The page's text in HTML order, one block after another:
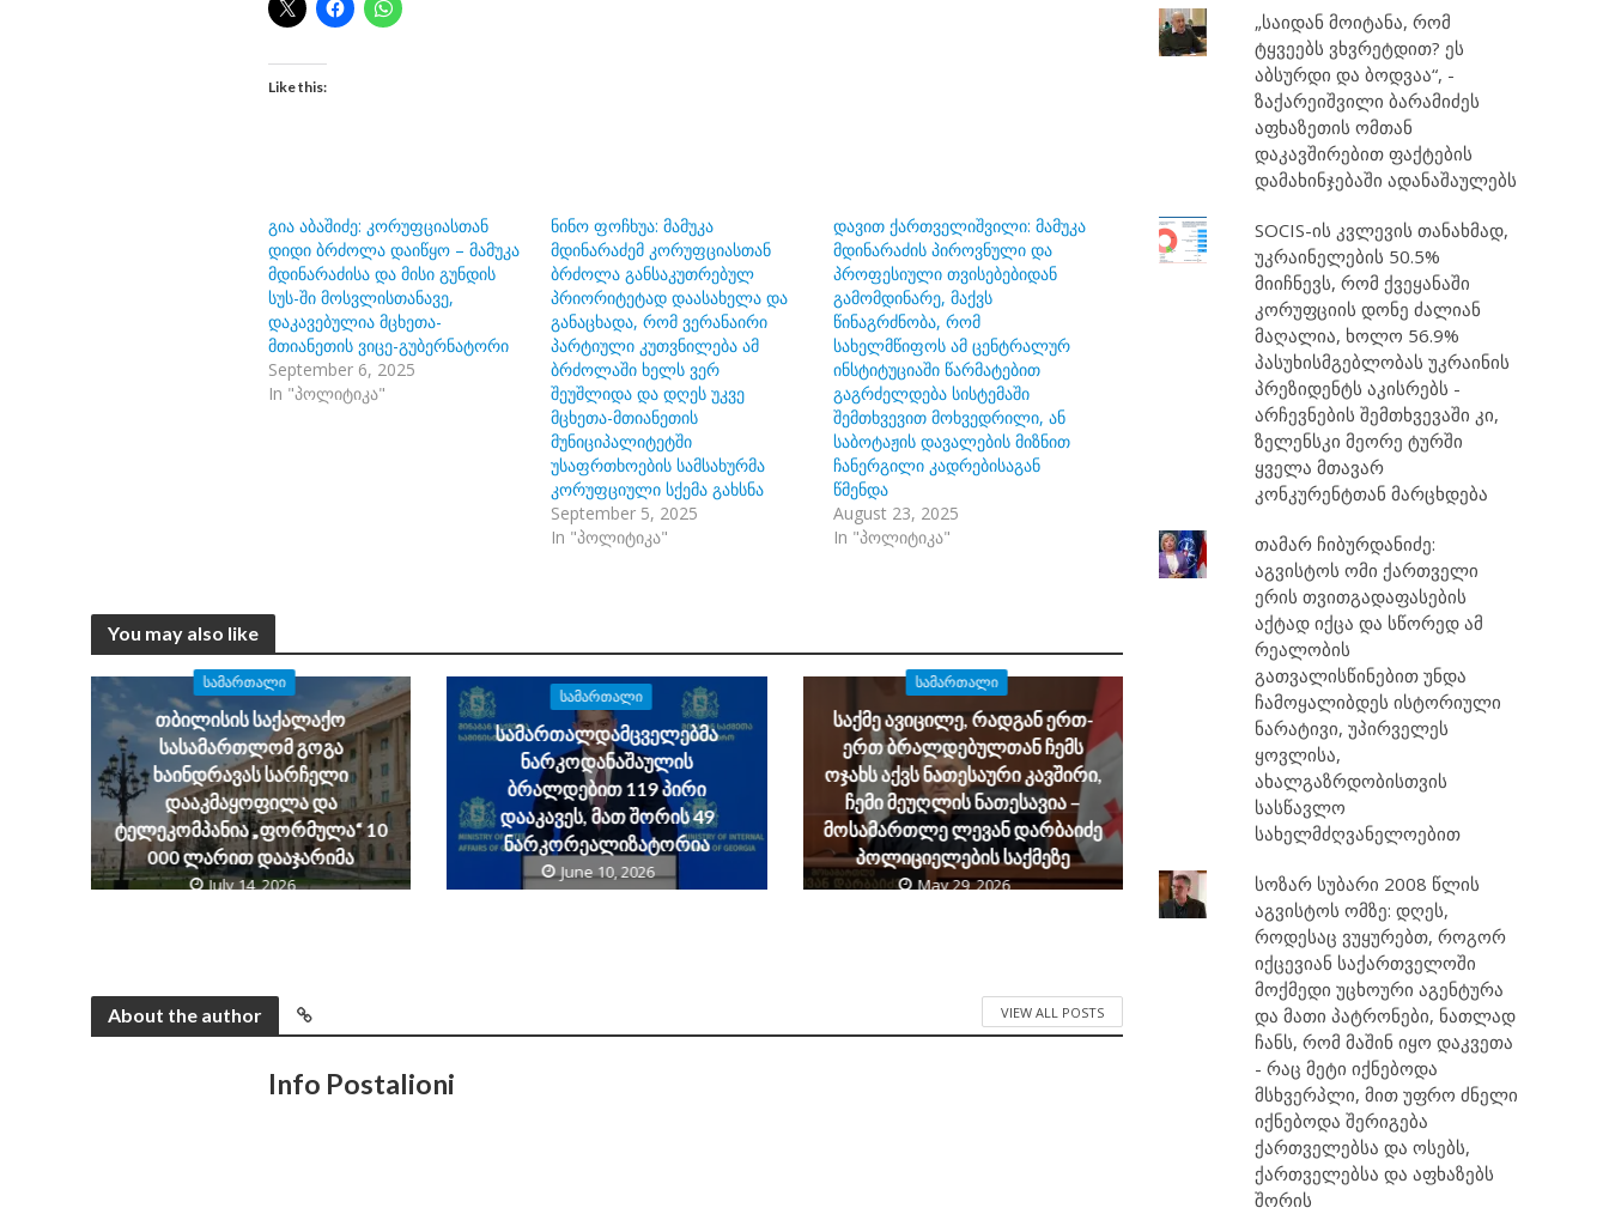
Like this:
გია აბაშიძე: კორუფციასთან
დიდი ბრძოლა დაიწყო – მამუკა
მდინარაძისა და მისი გუნდის
სუს-ში მოსვლისთანავე,
დაკავებულია მცხეთა-
მთიანეთის ვიცე-გუბერნატორი
September 6, 2025
In "პოლიტიკა"
ნინო ფოჩხუა: მამუკა
მდინარაძემ კორუფციასთან
ბრძოლა განსაკუთრებულ
პრიორიტეტად დაასახელა და
განაცხადა, რომ ვერანაირი
პარტიული კუთვნილება ამ
ბრძოლაში ხელს ვერ
შეუშლიდა და დღეს უკვე
მცხეთა-მთიანეთის
მუნიციპალიტეტში
უსაფრთხოების სამსახურმა
კორუფციული სქემა გახსნა
September 5, 2025
In "პოლიტიკა"
დავით ქართველიშვილი: მამუკა
მდინარაძის პიროვნული და
პროფესიული თვისებებიდან
გამომდინარე, მაქვს
წინაგრძნობა, რომ
სახელმწიფოს ამ ცენტრალურ
ინსტიტუციაში წარმატებით
გაგრძელდება სისტემაში
შემთხვევით მოხვედრილი, ან
საბოტაჟის დავალების მიზნით
ჩანერგილი კადრებისაგან
წმენდა
August 23, 2025
In "პოლიტიკა"
You may also like
ᲡᲐᲛᲐᲠᲗᲐᲚᲘ
თბილისის საქალაქო
სასამართლომ გოგა
ხაინდრავას სარჩელი
დააკმაყოფილა და
ტელეკომპანია „ფორმულა“ 10
000 ლარით დააჯარიმა
July 14, 2026
ᲡᲐᲛᲐᲠᲗᲐᲚᲘ
სამართალდამცველებმა
ნარკოდანაშაულის
ბრალდებით 119 პირი
დააკავეს, მათ შორის 49
ნარკორეალიზატორია
June 10, 2026
ᲡᲐᲛᲐᲠᲗᲐᲚᲘ
საქმე ავიცილე, რადგან ერთ-
ერთ ბრალდებულთან ჩემს
ოჯახს აქვს ნათესაური კავშირი,
ჩემი მეუღლის ნათესავია –
მოსამართლე ლევან დარბაიძე
პოლიციელების საქმეზე
May 29, 2026
About the author VIEW ALL POSTS
Info Postalioni
„საიდან მოიტანა, რომ
ტყვეებს ვხვრეტდით? ეს
აბსურდი და ბოდვაა“, -
ზაქარეიშვილი ბარამიძეს
აფხაზეთის ომთან
დაკავშირებით ფაქტების
დამახინჯებაში ადანაშაულებს
SOCIS-ის კვლევის თანახმად,
უკრაინელების 50.5%
მიიჩნევს, რომ ქვეყანაში
კორუფციის დონე ძალიან
მაღალია, ხოლო 56.9%
პასუხისმგებლობას უკრაინის
პრეზიდენტს აკისრებს -
არჩევნების შემთხვევაში კი,
ზელენსკი მეორე ტურში
ყველა მთავარ
კონკურენტთან მარცხდება
თამარ ჩიბურდანიძე:
აგვისტოს ომი ქართველი
ერის თვითგადაფასების
აქტად იქცა და სწორედ ამ
რეალობის
გათვალისწინებით უნდა
ჩამოყალიბდეს ისტორიული
ნარატივი, უპირველეს
ყოვლისა,
ახალგაზრდობისთვის
სასწავლო
სახელმძღვანელოებით
სოზარ სუბარი 2008 წლის
აგვისტოს ომზე: დღეს,
როდესაც ვუყურებთ, როგორ
იქცევიან საქართველოში
მოქმედი უცხოური აგენტურა
და მათი პატრონები, ნათლად
ჩანს, რომ მაშინ იყო დაკვეთა
- რაც მეტი იქნებოდა
მსხვერპლი, მით უფრო ძნელი
იქნებოდა შერიგება
ქართველებსა და ოსებს,
ქართველებსა და აფხაზებს
შორის